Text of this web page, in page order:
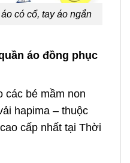
có cổ, tay áo ngắn
áo đồng phục
các bé mầm non
hapima – thuộc
cấp nhất tại Thời